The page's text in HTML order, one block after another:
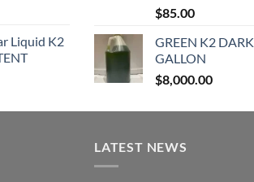
Liquid K2
$85.00
GREEN K2 DARK
GALLON
$8,000.00
LATEST NEWS